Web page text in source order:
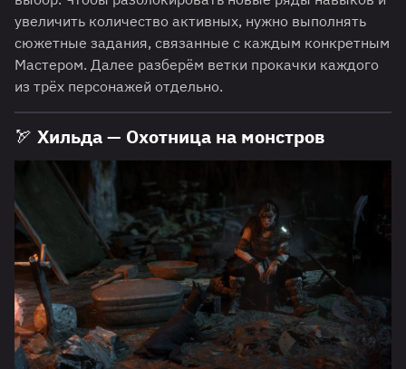
увеличить количество активных, нужно выполнять
сюжетные задания, связанные с каждым конкретным
Мастером. Далее разберём ветки прокачки каждого
из трёх персонажей отдельно.
🏹 Хильда — Охотница на монстров